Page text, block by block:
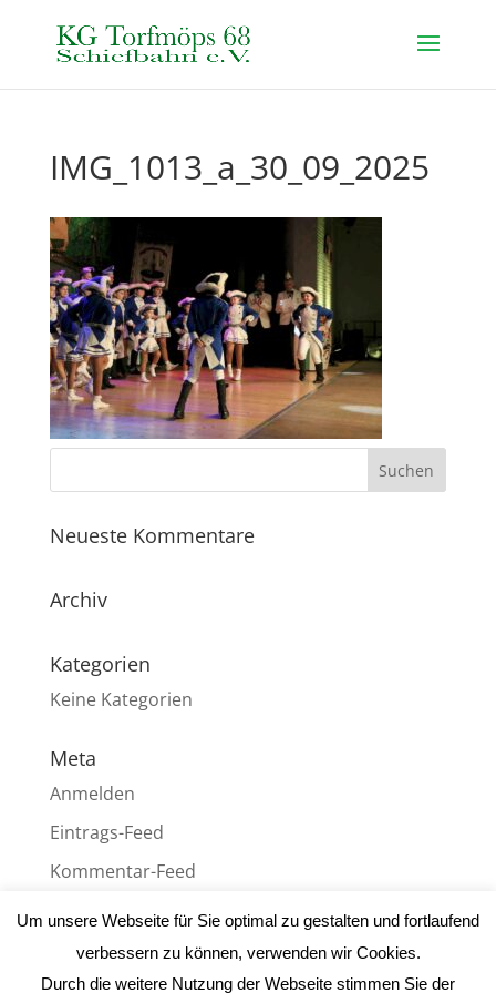
IMG_1013_a_30_09_2025
Neueste Kommentare
Archiv
Kategorien
Keine Kategorien
Meta
Anmelden
Eintrags-Feed
Kommentar-Feed
WordPress.org
Um unsere Webseite für Sie optimal zu gestalten und fortlaufend
verbessern zu können, verwenden wir Cookies.
Durch die weitere Nutzung der Webseite stimmen Sie der